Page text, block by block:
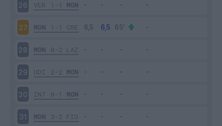
26 VER 1-1 MON
27 MON 1-1 CRE
28 MON 0-2 LAZ
29 UDI 2-2 MON
30 INT 0-1 MON
31 MON 3-2 FIO